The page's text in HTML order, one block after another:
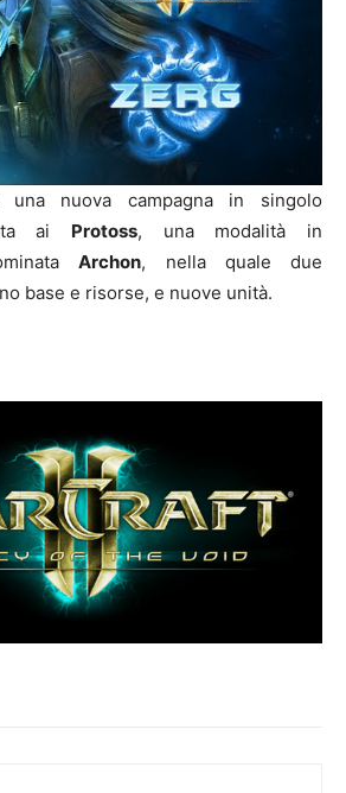
nuova campagna in singolo
ai Protoss, una modalità in
Archon, nella quale due
base e risorse, e nuove unità.